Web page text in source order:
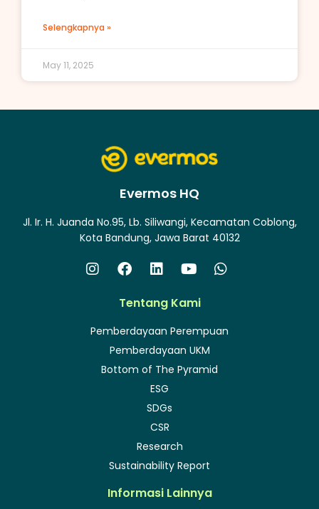
Selengkapnya »
May 11, 2025
Evermos HQ
Jl. Ir. H. Juanda No.95, Lb. Siliwangi, Kecamatan Coblong,
Kota Bandung, Jawa Barat 40132
Tentang Kami
Pemberdayaan Perempuan
Pemberdayaan UKM
Bottom of The Pyramid
ESG
SDGs
CSR
Research
Sustainability Report
Informasi Lainnya